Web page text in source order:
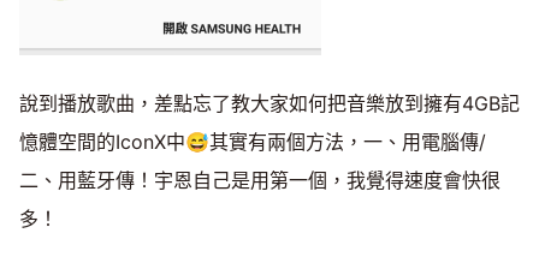
說到播放歌曲，差點忘了教大家如何把音樂放到擁有4GB記
憶體空間的IconX中😅其實有兩個方法，一、用電腦傳/
二、用藍牙傳！宇恩自己是用第一個，我覺得速度會快很
多！